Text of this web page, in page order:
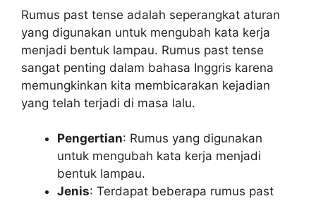
Rumus past tense adalah seperangkat aturan
yang digunakan untuk mengubah kata kerja
menjadi bentuk lampau. Rumus past tense
sangat penting dalam bahasa Inggris karena
memungkinkan kita membicarakan kejadian
yang telah terjadi di masa lalu.
Pengertian: Rumus yang digunakan
untuk mengubah kata kerja menjadi
bentuk lampau.
Jenis: Terdapat beberapa rumus past